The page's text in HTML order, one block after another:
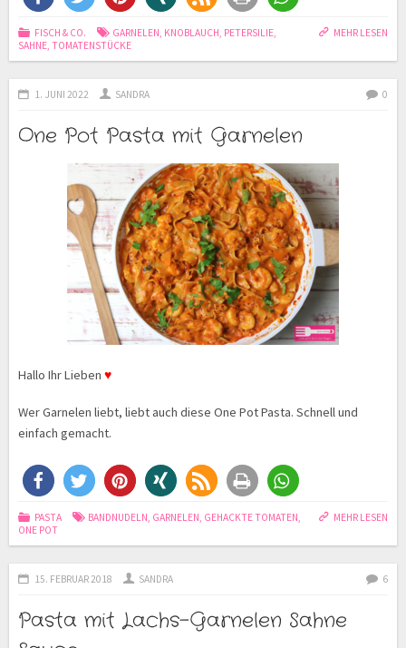
MEHR LESEN
FISCH & CO. GARNELEN, KNOBLAUCH, PETERSILIE,
SAHNE, TOMATENSTÜCKE
1. JUNI 2022 SANDRA 0
One Pot Pasta mit Garnelen
Hallo Ihr Lieben ♥
Wer Garnelen liebt, liebt auch diese One Pot Pasta. Schnell und
einfach gemacht.
MEHR LESEN
PASTA BANDNUDELN, GARNELEN, GEHACKTE TOMATEN,
ONE POT
15. FEBRUAR 2018 SANDRA 6
Pasta mit Lachs-Garnelen Sahne